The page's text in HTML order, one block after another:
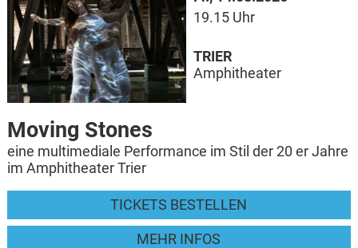
19.15 Uhr
Moving Stones
eine multimediale Performance im Stil der 20 er Jahre
im Amphitheater Trier
TICKETS BESTELLEN
MEHR INFOS
TRIER
Amphitheater